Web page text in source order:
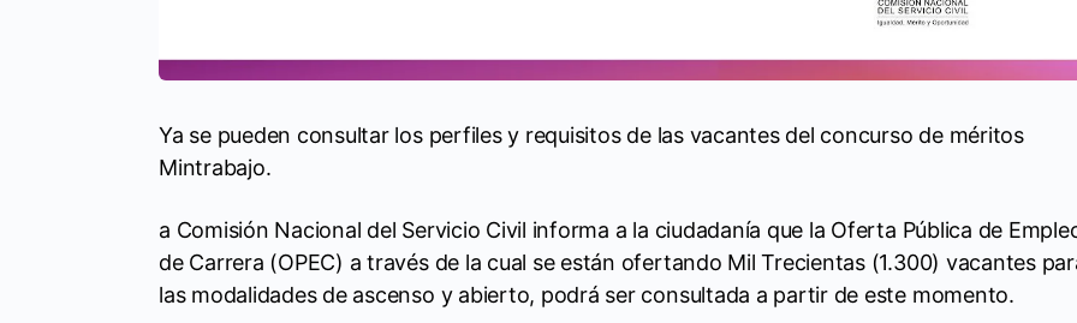
Ya se pueden consultar los perfiles y requisitos de las vacantes del concurso de méritos
Mintrabajo.
a Comisión Nacional del Servicio Civil informa a la ciudadanía que la Oferta Pública de
de Carrera (OPEC) a través de la cual se están ofertando Mil Trecientas (1.300) vacantes
las modalidades de ascenso y abierto, podrá ser consultada a partir de este momento.